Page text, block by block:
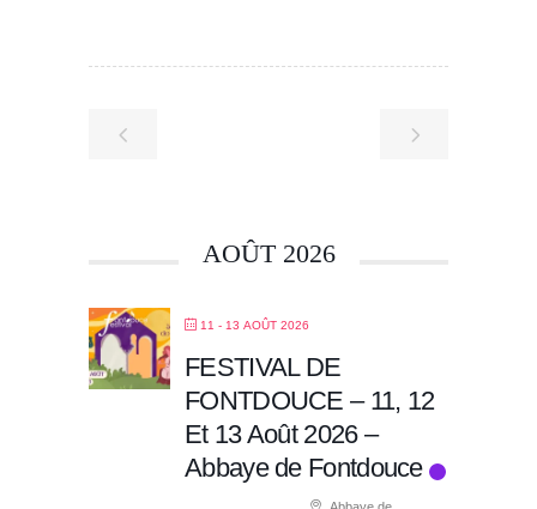
AOÛT 2026
11 - 13 AOÛT 2026
FESTIVAL DE
FONTDOUCE – 11, 12
Et 13 Août 2026 –
Abbaye de Fontdouce